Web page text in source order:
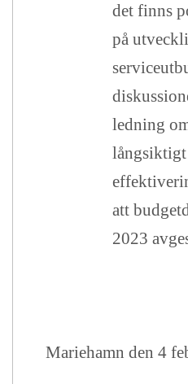
det finns
på
ledning
att
2023
Mariehamn den 4